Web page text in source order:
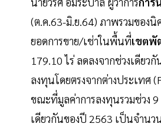
(ต.ค.63-มิ.ย.64) ภาพรวมของ
ยอดการขาย/เช่าในพื้นที่เขตพั
179.10 ไร่ ลดลงจากช่วงเดีย
ลงทุนโดยตรงจากต่างประเทศ
ขณะที่มูลค่าการลงทุนรวมช่วง
เดียวกันของปี 2563 เป็นจำน